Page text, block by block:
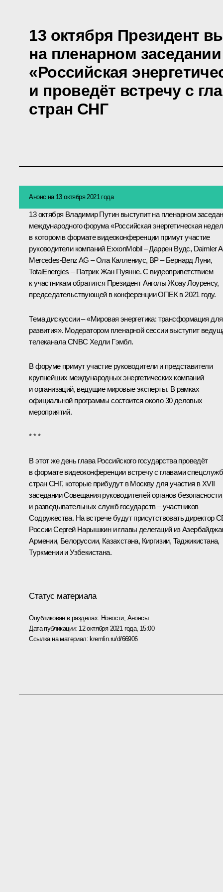
13 октября Президент
на пленарном
«Российская
и проведёт встречу с
стран СНГ
Анонс на 13 октября 2021 года
13 октября Владимир Путин выступит на пленарном
международного форума «Российская энергетическая
в котором в формате видеоконференции примут участие
руководители компаний ExxonMobil – Даррен Вудс, Daimler
Mercedes-Benz AG – Ола Каллениус, BP – Бернард Луни,
TotalEnergies – Патрик Жан Пуянне. С видеоприветствием
к участникам обратится Президент Анголы Жоау Лоуренсу,
председательствующей в конференции ОПЕК в 2021 году.
Тема дискуссии – «Мировая энергетика: трансформация для
развития». Модератором пленарной сессии выступит
телеканала CNBC Хедли Гэмбл.
В форуме примут участие руководители и представители
крупнейших международных энергетических компаний
и организаций, ведущие мировые эксперты. В рамках
официальной программы состоится около 30 деловых
мероприятий.
* * *
В этот же день глава Российского государства проведёт
в формате видеоконференции встречу с главами спецслужб
стран СНГ, которые прибудут в Москву для участия в XVII
заседании Совещания руководителей органов безопасности
и разведывательных служб государств – участников
Содружества. На встрече будут присутствовать директор
России Сергей Нарышкин и главы делегаций из
Армении, Белоруссии, Казахстана, Киргизии, Таджикистана,
Туркмении и Узбекистана.
Статус материала
Опубликован в разделах: Новости, Анонсы
Дата публикации: 12 октября 2021 года, 15:00
Ссылка на материал:kremlin.ru/d/66906